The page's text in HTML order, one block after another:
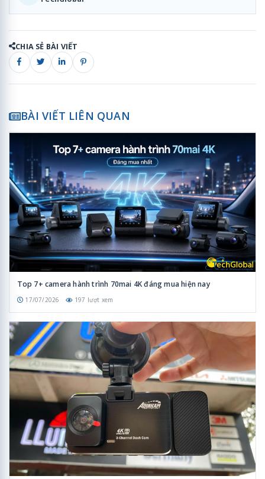
CHIA SẺ BÀI VIẾT
BÀI VIẾT LIÊN QUAN
Top 7+ camera hành trình 70mai 4K đáng mua hiện nay
17/07/2026 197 lượt xem